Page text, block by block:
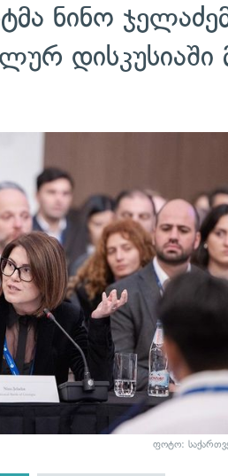
ნინო
დისკუსიაში
ფოტო: